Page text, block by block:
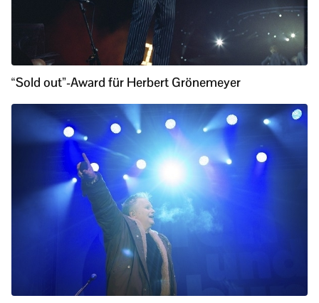
“Sold out”-Award für Herbert Grönemeyer